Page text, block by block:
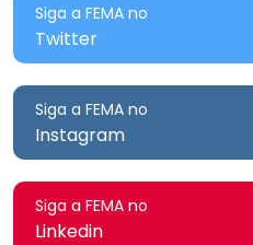
Siga a FEMA no
Twitter
Siga a FEMA no
Instagram
Siga a FEMA no
Linkedin